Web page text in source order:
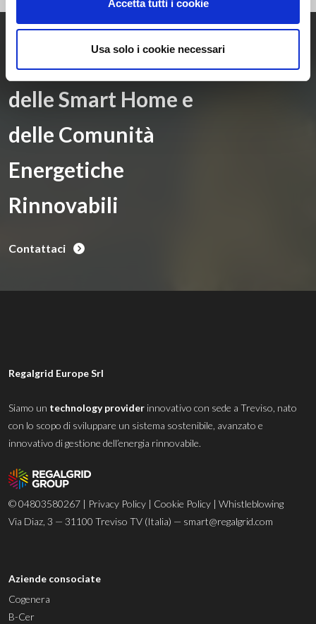
Accetta tutti i cookie
Usa solo i cookie necessari
Entra ora nel mondo
delle Smart Home e
delle Comunità
Energetiche
Rinnovabili
Contattaci
Regalgrid Europe Srl
Siamo un technology provider innovativo con sede a Treviso, nato
con lo scopo di sviluppare un sistema sostenibile, avanzato e
innovativo di gestione dell’energia rinnovabile.
© 04803580267 | Privacy Policy | Cookie Policy | Whistleblowing
Via Diaz, 3 — 31100 Treviso TV (Italia) — smart@regalgrid.com
Aziende consociate
Cogenera
B-Cer